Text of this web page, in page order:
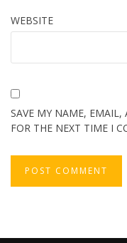
WEBSITE
SAVE MY NAME, EMAIL,
FOR THE NEXT TIME I